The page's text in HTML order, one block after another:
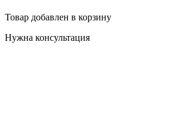
Товар добавлен в корзину
Нужна консультация